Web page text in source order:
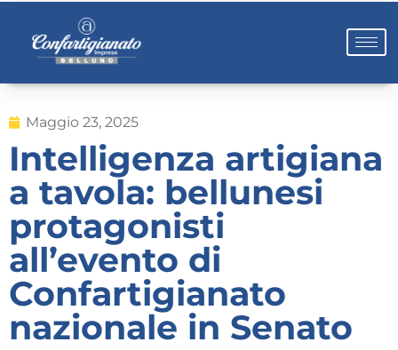
Maggio 23, 2025
Intelligenza artigiana
a tavola: bellunesi
protagonisti
all’evento di
Confartigianato
nazionale in Senato